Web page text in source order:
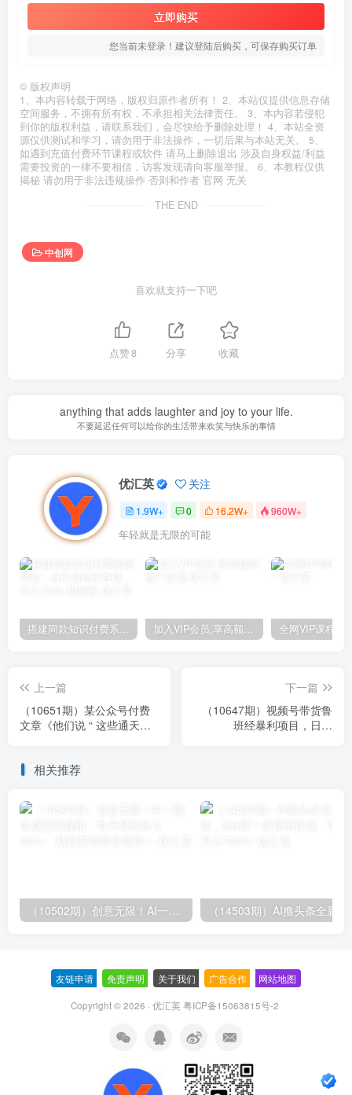
立即购买
您当前未登录！建议登陆后购买，可保存购买订单
© 版权声明
1、本内容转载于网络，版权归原作者所有！ 2、本站仅提供信息存储
空间服务，不拥有所有权，不承担相关法律责任。 3、本内容若侵犯
到你的版权利益，请联系我们，会尽快给予删除处理！ 4、本站全资
源仅供测试和学习，请勿用于非法操作，一切后果与本站无关。 5、
如遇到充值付费环节课程或软件 请马上删除退出 涉及自身权益/利益
需要投资的一律不要相信，访客发现请向客服举报。 6、本教程仅供
揭秘 请勿用于非法违规操作 否则和作者 官网 无关
THE END
中创网
喜欢就支持一下吧
点赞8 分享 收藏
anything that adds laughter and joy to your life.
不要延迟任何可以给你的生活带来欢笑与快乐的事情
优汇英 关注
1.9W+ 0 16.2W+ 960W+
年轻就是无限的可能
搭建同款知识付费系统网站，自己做站长挣钱，日入1000+很轻松 加入VIP会员,享高额的推广提成
上一篇
（10651期）某公众号付费
文章《他们说 “ 这些通天的
下一篇
（10647期）视频号带货鲁
班经暴利项目，日入
相关推荐
（10502期）创意无限！AI一键生成漫画视频，每天轻松收入300+，粘贴复制简单操作！
友链申请 免责声明 关于我们 广告合作 网站地图
Copyright © 2026 · 优汇英粤ICP备15063815号-2